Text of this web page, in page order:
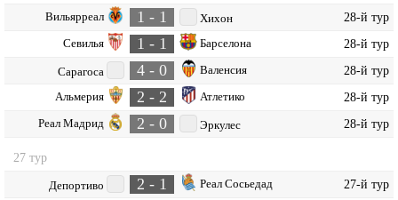
Вильярреал 1 - 1 Хихон 28-й тур
Севилья 1 - 1 Барселона 28-й тур
Сарагоса 4 - 0 Валенсия 28-й тур
Альмерия 2 - 2 Атлетико 28-й тур
Реал Мадрид 2 - 0 Эркулес 28-й тур
27 тур
Депортиво 2 - 1 Реал Сосьедад 27-й тур